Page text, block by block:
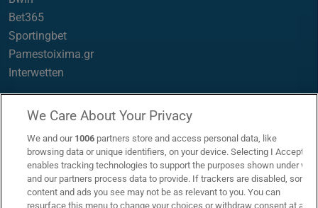
Bet365
Sportingbet
Pamestoixima.gr
Interwetten
Βαθμολογίες
Βαθμολογίες
Βαθμολογία Stoiximan Super League
Βαθμολογία Αγγλίας
Βαθμολογία Γερμανίας
Βαθμολογία Ισπανίας
We Care About Your Privacy
We and our 1006 partners store and access personal data, like
browsing data or unique identifiers, on your device. Selecting I Accept
enables tracking technologies to support the purposes shown under we
and our partners process data to provide. If trackers are disabled, some
content and ads you see may not be as relevant to you. You can
resurface this menu to change your choices or withdraw consent at any